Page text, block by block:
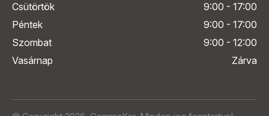
Csütörtök
9:00 - 17:00
Péntek
9:00 - 17:00
Szombat
9:00 - 12:00
Vasárnap
Zárva